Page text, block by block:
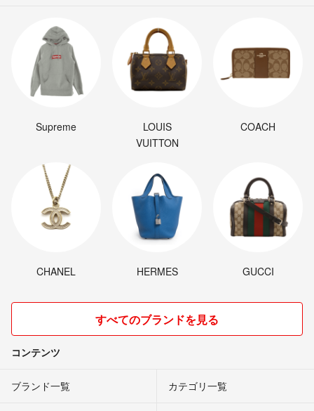
Supreme
LOUIS
VUITTON
COACH
CHANEL HERMES GUCCI
すべてのブランドを見る
コンテンツ
ブランド一覧 カテゴリ一覧